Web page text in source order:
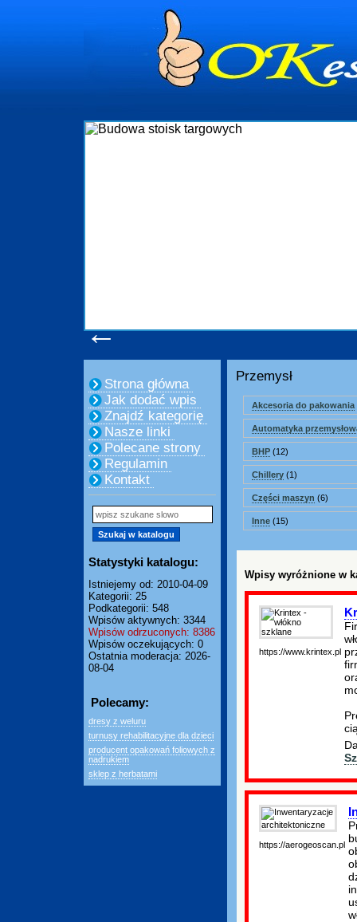
←
Strona główna
Jak dodać wpis
Znajdź kategorię
Nasze linki
Polecane strony
Regulamin
Kontakt
Statystyki katalogu:
Istniejemy od: 2010-04-09
Kategorii: 25
Podkategorii: 548
Wpisów aktywnych: 3344
Wpisów odrzuconych: 8386
Wpisów oczekujących: 0
Ostatnia moderacja: 2026-
08-04
Polecamy:
dresy z weluru
turnusy rehabilitacyjne dla dzieci
producent opakowań foliowych z
nadrukiem
sklep z herbatami
Przemysł
Akcesoria do pakowania
Automatyka
BHP (12)
Chillery (1)
Części maszyn (6)
Inne (15)
Wpisy wyróżnione w
https://www.krintex.pl
https://aerogeoscan.pl